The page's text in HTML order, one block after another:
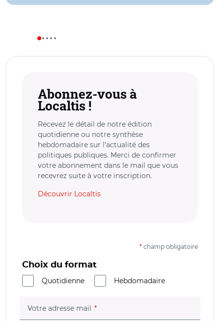
Abonnez-vous à
Localtis !
Recevez le détail de notre édition
quotidienne ou notre synthèse
hebdomadaire sur l’actualité des
politiques publiques. Merci de confirmer
votre abonnement dans le mail que vous
recevrez suite à votre inscription.
Découvrir Localtis
* champ obligatoire
Choix du format
Quotidienne
Hebdomadaire
Votre adresse mail (champ obligatoire)